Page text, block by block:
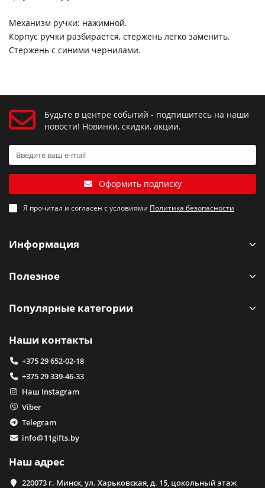
Механизм ручки: нажимной.
Корпус ручки разбирается, стержень легко заменить.
Стержень с синими чернилами.
Будьте в центре событий - подпишитесь на наши
новости! Новинки, скидки, акции.
Оформить подписку
Я прочитал и согласен с условиями Политика безопасности
Информация
Полезное
Популярные категории
Наши контакты
+375 29 652-02-18
+375 29 339-46-33
Наш Instagram
Viber
Telegram
info@11gifts.by
Наш адрес
220073 г. Минск, ул. Харьковская, д. 15, цокольный этаж